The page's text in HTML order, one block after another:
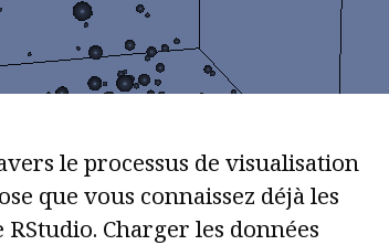
le processus de visualisation
que vous connaissez déjà les
Charger les données